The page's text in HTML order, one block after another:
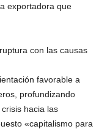
exportadora que
con las causas
favorable a
profundizando
hacia las
«capitalismo para